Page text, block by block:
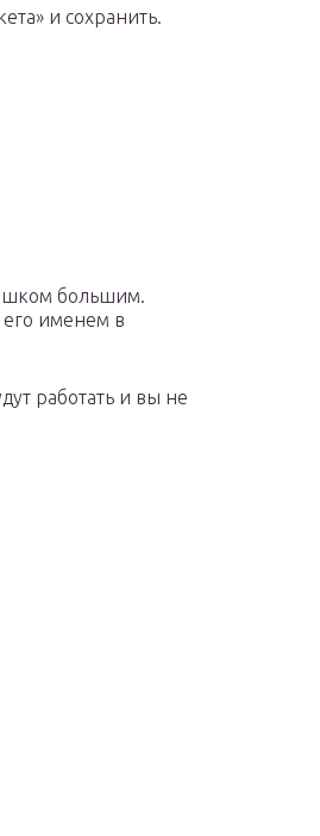
и сохранить.
большим.
именем в
работать и вы не